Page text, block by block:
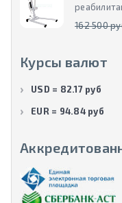
162 500
Курсы валют
USD = 82.17 руб
EUR = 94.84 руб